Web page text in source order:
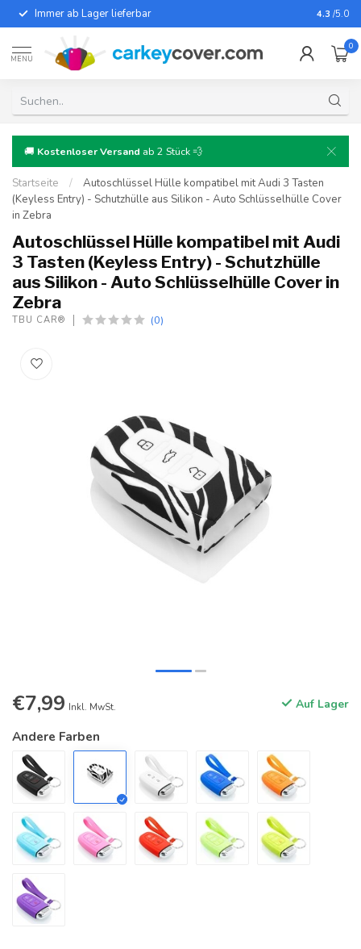
Immer ab Lager lieferbar Für fast
4.3 /5.0
MENU
0
🚚 Kostenloser Versand ab 2 Stück 💨
Startseite /
Autoschlüssel Hülle kompatibel mit Audi 3 Tasten
(Keyless Entry) - Schutzhülle aus Silikon - Auto Schlüsselhülle Cover
in Zebra
Autoschlüssel Hülle kompatibel mit Audi
3 Tasten (Keyless Entry) - Schutzhülle
aus Silikon - Auto Schlüsselhülle Cover in
Zebra
TBU CAR® (0)
€7,99 Inkl. MwSt. Auf Lager
Andere Farben